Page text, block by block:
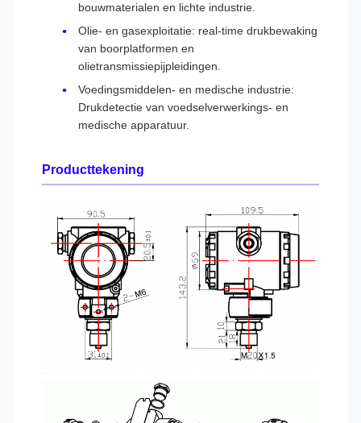
bouwmaterialen en lichte industrie.
Olie- en gasexploitatie: real-time drukbewaking
van boorplatformen en
olietransmissiepijpleidingen.
Voedingsmiddelen- en medische industrie:
Drukdetectie van voedselverwerkings- en
medische apparatuur.
Producttekening